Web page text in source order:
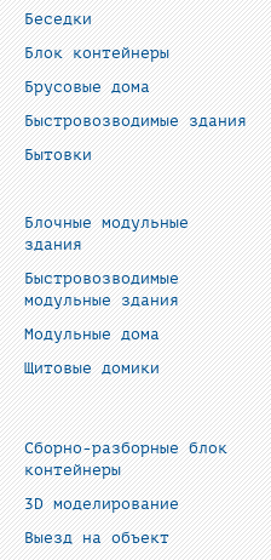
Беседки
Блок контейнеры
Брусовые дома
Быстровозводимые здания
Бытовки
Блочные модульные
здания
Быстровозводимые
модульные здания
Модульные дома
Щитовые домики
Сборно-разборные блок
контейнеры
3D моделирование
Выезд на объект